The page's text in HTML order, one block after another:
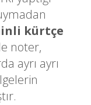
kürtçe
noter,
ayrı ayrı